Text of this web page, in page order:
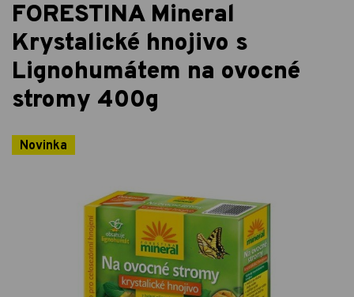
FORESTINA Mineral
Krystalické hnojivo s
Lignohumátem na ovocné
stromy 400g
Novinka